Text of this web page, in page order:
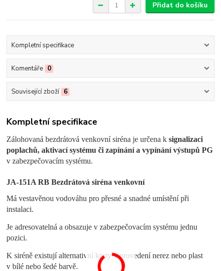
Přidat do košíku
Kompletní specifikace
Komentáře 0
Související zboží 6
Kompletní specifikace
Zálohovaná bezdrátová venkovní siréna je určena ksignalizaci
poplachů, aktivací systému či zapínání a vypínání výstupů PG
v zabezpečovacím systému.
JA-151A RB Bezdrátová siréna venkovní
Má vestavěnou vodováhu pro přesné a snadné umístění při
instalaci.
Je adresovatelná a obsazuje v zabezpečovacím systému jednu
pozici.
K siréně existují alternativní kryty v provedení nerez nebo plast
v bílé nebo šedé barvě.